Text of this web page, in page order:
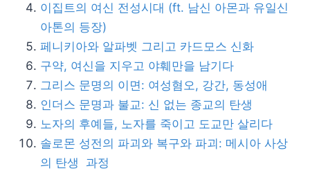
이집트의 여신 전성시대 (ft. 남신 아몬과 유일신
아톤의 등장)
페니키아와 알파벳 그리고 카드모스 신화
구약, 여신을 지우고 야훼만을 남기다
그리스 문명의 이면: 여성혐오, 강간, 동성애
인더스 문명과 불교: 신 없는 종교의 탄생
노자의 후예들, 노자를 죽이고 도교만 살리다
솔로몬 성전의 파괴와 복구와 파괴: 메시아 사상
의 탄생 과정